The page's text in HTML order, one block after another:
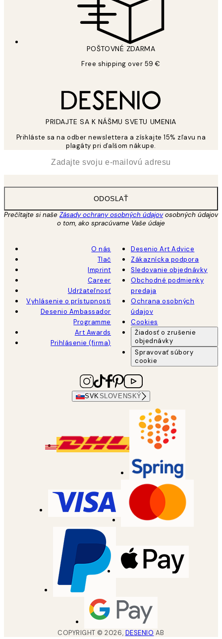
POŠTOVNÉ ZDARMA
Free shipping over 59 €
PRIDAJTE SA K NÁŠMU SVETU UMENIA
Prihláste sa na odber newslettera a získajte 15% zľavu na
plagáty pri ďalšom nákupe.
ODOSLAŤ
Prečítajte si naše Zásady ochrany osobných údajovosobných údajov
o tom, ako spracúvame Vaše údaje
O nás
Tlač
Imprint
Career
Udržateľnosť
Vyhlásenie o prístupnosti
Desenio Ambassador
Programme
Art Awards
Prihlásenie (firma)
Desenio Art Advice
Zákaznícka podpora
Sledovanie objednávky
Obchodné podmienky
predaja
Ochrana osobných
údajov
Cookies
Žiadosť o zrušenie
objednávky
Spravovať súbory
cookie
SVKSLOVENSKÝ
COPYRIGHT ©2026, DESENIO AB